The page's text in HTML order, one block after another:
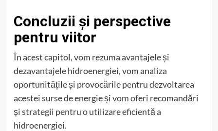
Concluzii și perspective
pentru viitor
În acest capitol, vom rezuma avantajele și
dezavantajele hidroenergiei, vom analiza
oportunitățile și provocările pentru dezvoltarea
acestei surse de energie și vom oferi recomandări
și strategii pentru o utilizare eficientă a
hidroenergiei.